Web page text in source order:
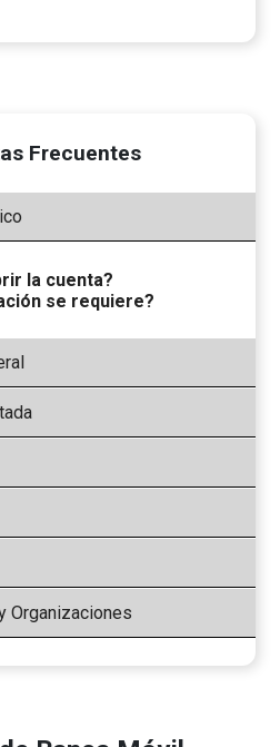
Frecuentes
la cuenta?
se requiere?
Organizaciones